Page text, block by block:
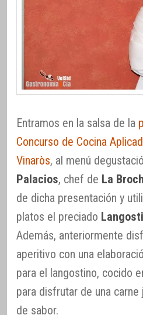
Entramos en la salsa de la
Concurso de Cocina
Vinaròs, al menú
Palacios, chef de La
de dicha presentación y
platos el preciado
Además, anteriormente
aperitivo con una
para el langostino, cocido
para disfrutar de una
de sabor.